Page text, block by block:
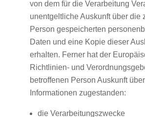
von dem für die Verarbeitung
unentgeltliche Auskunft über die
Person gespeicherten
Daten und eine Kopie dieser
erhalten. Ferner hat der
Richtlinien- und
betroffenen Person Auskunft
Informationen zugestanden:
die Verarbeitungszwecke